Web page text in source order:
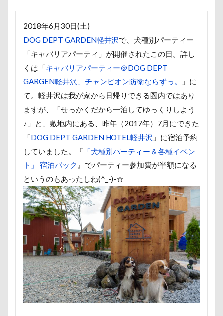
2018年6月30日(土)
DOG DEPT GARDEN軽井沢で、犬種別パーティー
「キャバリアパーティ」が開催されたこの日。詳し
くは「キャバリアパーティー＠DOG DEPT
GARGEN軽井沢、チャンピオン防衛ならずっ。
」に
て。軽井沢は我が家から日帰りできる圏内ではあり
ますが、「せっかくだから一泊してゆっくりしよう
♪」と、敷地内にある、昨年（2017年）7月にできた
「DOG DEPT GARDEN HOTEL軽井沢 」に宿泊予約
していました。『 「犬種別パーティー＆各種イベン
ト」 宿泊パック 』でパーティー参加費が半額になる
というのもあったしね(^_-)-☆
取りあい
博物館
北海道直送
南相馬鹿島SA
千里浜なぎさドライブウェイ
千葉県
千本松牧場
千ちゃん 北陸
北軽井沢
倶利伽羅峠
保水効果
世界の名犬牧場
不貞寝 下野市
上越市
上尾市
三陸復興国立公園
三瓶くん
三峯神社
中年サラリーマン
三井アウトレットパーク
万座毛
万が一の備え
七夕
一発芸
ヴィーナスフォート
ヴィンテージ
ワークショップ
ワンピース
中島フィールズ
中瀬公園
來夢（らいむ）ちゃん
代々木公園ドッグラン
作品レビューコメント
体重
体調不良
佐久穂町
似顔絵師なつき
似顔絵
似たもの父子
休日の朝
仰向け抱っこ
代々木公園
串カツ田中 北千住店
人形
人をダメにするクッション
二足立ち